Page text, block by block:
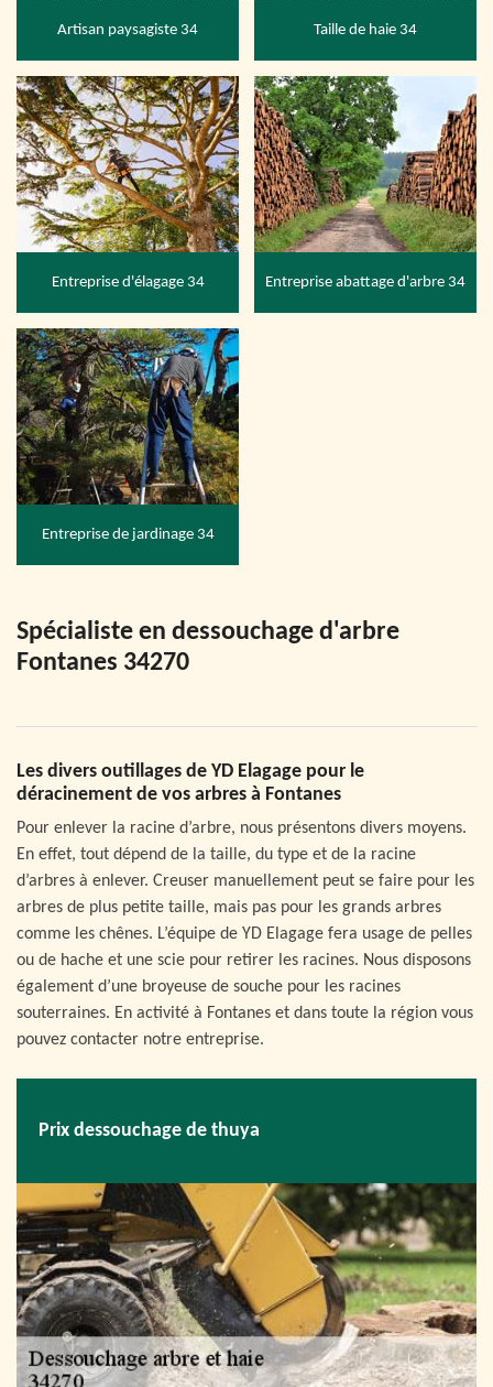
Artisan paysagiste 34 Taille de haie 34
Entreprise d'élagage 34 Entreprise abattage d'arbre 34
Entreprise de jardinage 34
Spécialiste en dessouchage d'arbre
Fontanes 34270
Les divers outillages de YD Elagage pour le
déracinement de vos arbres à Fontanes
Pour enlever la racine d’arbre, nous présentons divers moyens.
En effet, tout dépend de la taille, du type et de la racine
d’arbres à enlever. Creuser manuellement peut se faire pour les
arbres de plus petite taille, mais pas pour les grands arbres
comme les chênes. L’équipe de YD Elagage fera usage de pelles
ou de hache et une scie pour retirer les racines. Nous disposons
également d’une broyeuse de souche pour les racines
souterraines. En activité à Fontanes et dans toute la région vous
pouvez contacter notre entreprise.
Prix dessouchage de thuya